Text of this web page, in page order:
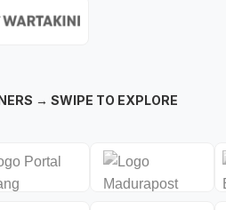
→ SWIPE TO EXPLORE